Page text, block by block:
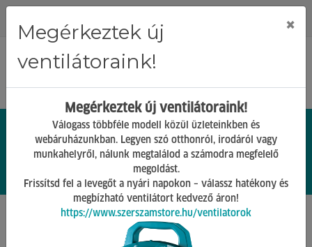
0 0.
Grillek és tartozékai
Megérkeztek új
ventilátoraink!
×
Megérkeztek új ventilátoraink!
Válogass többféle modell közül üzleteinkben és
webáruházunkban. Legyen szó otthonról, irodáról vagy
munkahelyről, nálunk megtalálod a számodra megfelelő
megoldást.
Frissítsd fel a levegőt a nyári napokon – válassz hatékony és
megbízható ventilátort kedvező áron!
https://www.szerszamstore.hu/ventilatorok